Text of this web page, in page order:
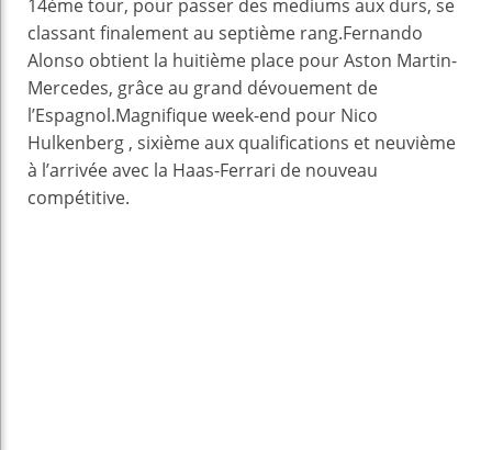
14ème tour, pour passer des mediums aux durs, se
classant finalement au septième rang.Fernando
Alonso obtient la huitième place pour Aston Martin-
Mercedes, grâce au grand dévouement de
l’Espagnol.Magnifique week-end pour Nico
Hulkenberg , sixième aux qualifications et neuvième
à l’arrivée avec la Haas-Ferrari de nouveau
compétitive.